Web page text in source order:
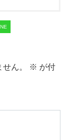
ん。 ※ が付